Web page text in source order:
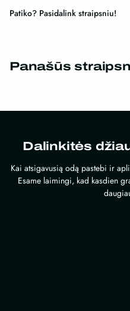
Patiko? Pasidalink straipsniu!
Panašūs
Dalinkitės
Kai atsigavusią odą pastebi ir
Esame laimingi, kad kasdien